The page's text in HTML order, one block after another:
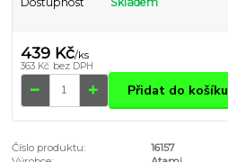
439 Kč/ks
363 Kč bez DPH
Přidat do košíku
Číslo produktu:
16157